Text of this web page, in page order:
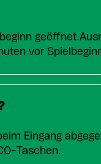
vor
Eingang
Taschen.